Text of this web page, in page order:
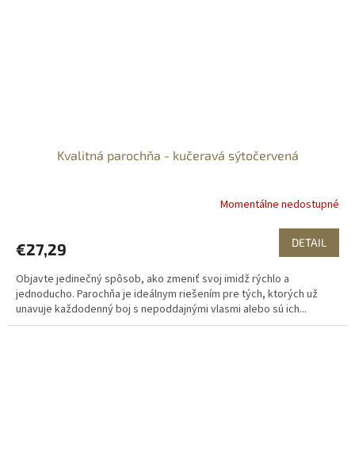
Kvalitná parochňa - kučeravá sýtočervená
Momentálne nedostupné
€27,29 DETAIL
Objavte jedinečný spôsob, ako zmeniť svoj imidž rýchlo a
jednoducho. Parochňa je ideálnym riešením pre tých, ktorých už
unavuje každodenný boj s nepoddajnými vlasmi alebo sú ich...